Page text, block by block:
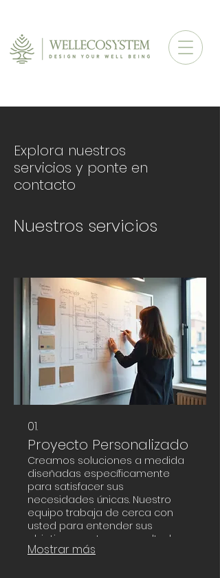
Explora nuestros
servicios y ponte en
contacto
Nuestros servicios
01.
Proyecto Personalizado
Creamos soluciones a medida
diseñadas específicamente
para satisfacer sus
necesidades únicas. Nuestro
equipo trabaja de cerca con
usted para entender sus
objetivos y entregar resultados
excepcionales. Desde la
Mostrar más